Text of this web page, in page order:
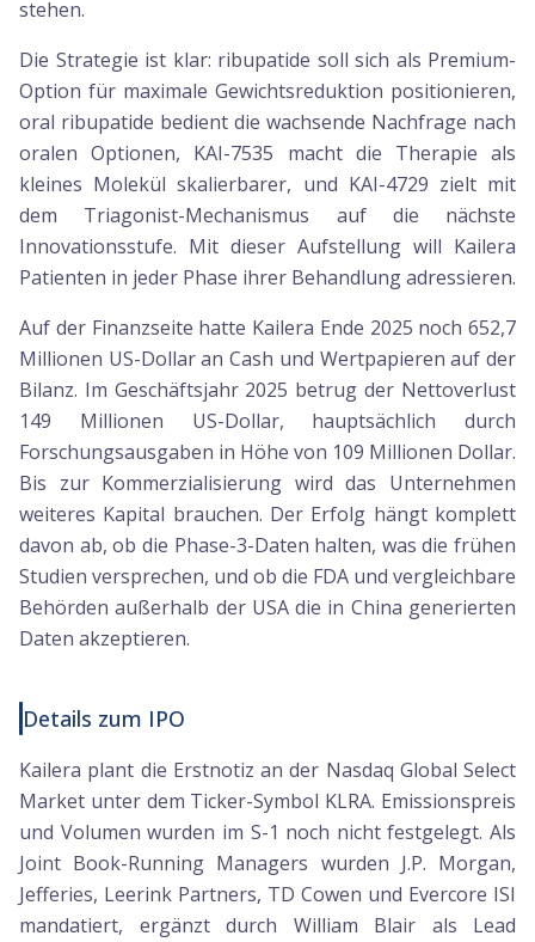
stehen.
Die Strategie ist klar: ribupatide soll sich als Premium-
Option für maximale Gewichtsreduktion positionieren,
oral ribupatide bedient die wachsende Nachfrage nach
oralen Optionen, KAI-7535 macht die Therapie als
kleines Molekül skalierbarer, und KAI-4729 zielt mit
dem Triagonist-Mechanismus auf die nächste
Innovationsstufe. Mit dieser Aufstellung will Kailera
Patienten in jeder Phase ihrer Behandlung adressieren.
Auf der Finanzseite hatte Kailera Ende 2025 noch 652,7
Millionen US-Dollar an Cash und Wertpapieren auf der
Bilanz. Im Geschäftsjahr 2025 betrug der Nettoverlust
149 Millionen US-Dollar, hauptsächlich durch
Forschungsausgaben in Höhe von 109 Millionen Dollar.
Bis zur Kommerzialisierung wird das Unternehmen
weiteres Kapital brauchen. Der Erfolg hängt komplett
davon ab, ob die Phase-3-Daten halten, was die frühen
Studien versprechen, und ob die FDA und vergleichbare
Behörden außerhalb der USA die in China generierten
Daten akzeptieren.
Details zum IPO
Kailera plant die Erstnotiz an der Nasdaq Global Select
Market unter dem Ticker-Symbol KLRA. Emissionspreis
und Volumen wurden im S-1 noch nicht festgelegt. Als
Joint Book-Running Managers wurden J.P. Morgan,
Jefferies, Leerink Partners, TD Cowen und Evercore ISI
mandatiert, ergänzt durch William Blair als Lead